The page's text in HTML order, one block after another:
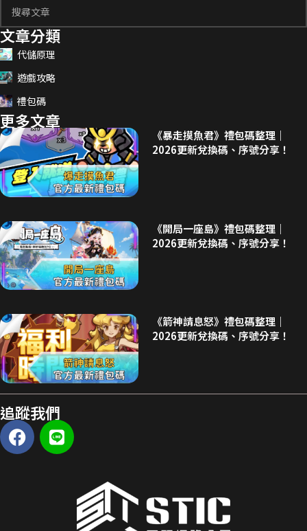
文章分類
代儲原理
遊戲攻略
禮包碼
更多文章
《暴走摸魚君》禮包碼整理｜
2026更新兌換碼、序號分享！
《開局一座島》禮包碼整理｜
2026更新兌換碼、序號分享！
《箭神請息怒》禮包碼整理｜
2026更新兌換碼、序號分享！
追蹤我們